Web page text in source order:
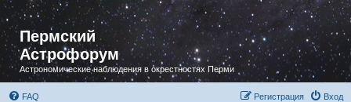
Пермский
Астрофорум
Астрономические наблюдения в окрестностях Перми
FAQ Вход
Регистрация